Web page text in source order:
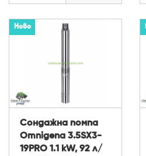
Ново
Сондажна помпа
Omnigena 3.5SX3-
19PRO 1.1 kW, 92 л/